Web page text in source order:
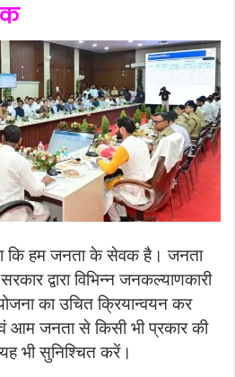
कि हम जनता के सेवक है। जनता
द्वारा विभिन्न जनकल्याणकारी
का उचित क्रियान्वयन कर
आम जनता से किसी भी प्रकार की
भी सुनिश्चित करें।